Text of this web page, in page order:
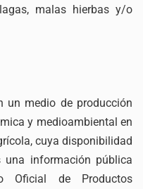
malas hierbas y/o
un medio de producción
y medioambiental en
cuya disponibilidad
una información pública
Oficial de Productos